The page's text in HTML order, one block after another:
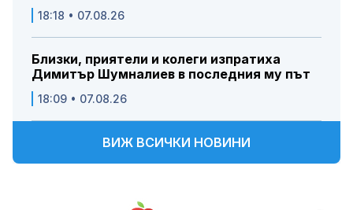
18:18 • 07.08.26
Близки, приятели и колеги изпратиха
Димитър Шумналиев в последния му път
18:09 • 07.08.26
ВИЖ ВСИЧКИ НОВИНИ